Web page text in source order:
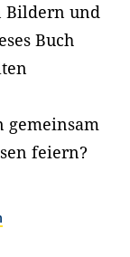
Bildern und
Buch
gemeinsam
feiern?